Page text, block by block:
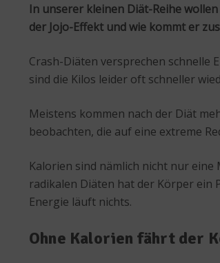
In unserer kleinen Diät-Reihe
der Jojo-Effekt und wie kommt er
Crash-Diäten versprechen schnelle
sind die Kilos leider oft schneller
Meistens kommen nach der Diät
beobachten, die auf eine extreme
Kalorien sind nämlich nicht nur
radikalen Diäten hat der Körper ein
Energie läuft nichts.
Ohne Kalorien fährt der